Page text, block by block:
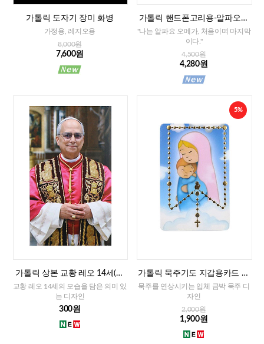
가톨릭 도자기 장미 화병
가정용, 레지오용
8,000원
7,600원
가톨릭 핸드폰고리용-알파오메
가 십자가
"나는 알파요 오메가, 처음이며 마지막
이다."
4,500원
4,280원
가톨릭 상본 교황 레오 14세(이
태리)
교황 레오 14세의 모습을 담은 의미 있
는 디자인
300원
5%
가톨릭 묵주기도 지갑용카드 책
갈피겸용-성모자(이태리)
묵주를 연상시키는 입체 금박 묵주 디
자인
2,000원
1,900원